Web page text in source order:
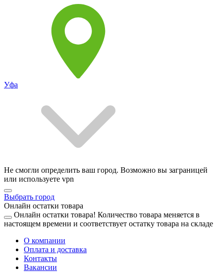
Уфа
Не смогли определить ваш город. Возможно вы заграницей
или используете vpn
Выбрать город
Онлайн остатки товара
Онлайн остатки товара! Количество товара меняется в
настоящем времени и соответствует остатку товара на складе
О компании
Оплата и доставка
Контакты
Вакансии